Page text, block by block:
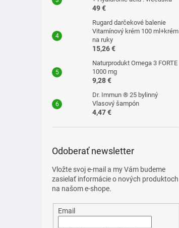
49 €
Rugard darčekové balenie
Vitamínový krém 100 ml+krém
na ruky
15,26 €
Naturprodukt Omega 3 FORTE
1000 mg
9,28 €
Dr. Immun ® 25 bylinný
Vlasový šampón
4,47 €
Odoberať newsletter
Vložte svoj e-mail a my Vám budeme
zasielať informácie o nových produktoch
na našom e-shope.
Email